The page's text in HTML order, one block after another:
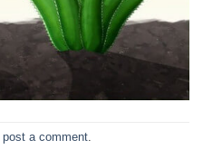
post a comment.